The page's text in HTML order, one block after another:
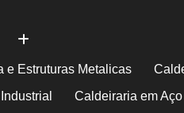
e Estruturas Metalicas
Caldeiraria em